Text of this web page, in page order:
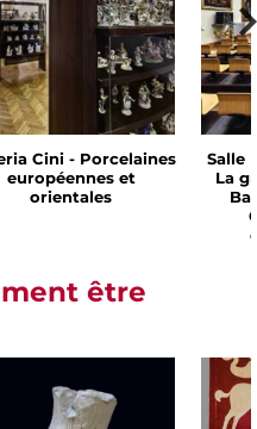
Cini - Porcelaines
européennes et
orientales
Salle
La
être